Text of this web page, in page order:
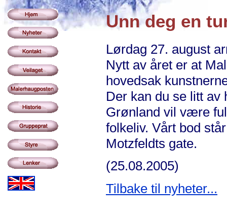
Unn deg en
Lørdag 27. august
Nytt av året er at
hovedsak
Der kan du se litt av
Grønland vil være
folkeliv. Vårt bod
Motzfeldts gate.
(25.08.2005)
Tilbake til nyheter...